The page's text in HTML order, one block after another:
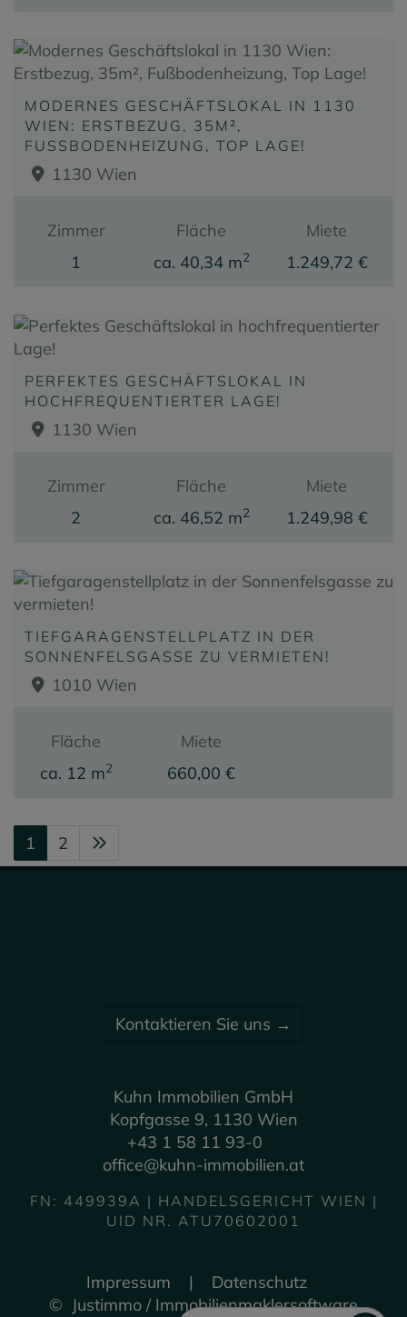
MODERNES GESCHÄFTSLOKAL IN 1130
WIEN: ERSTBEZUG, 35M²,
FUSSBODENHEIZUNG, TOP LAGE!
1130 Wien
Zimmer
1
Fläche
ca. 40,34 m2
Miete
1.249,72 €
PERFEKTES GESCHÄFTSLOKAL IN
HOCHFREQUENTIERTER LAGE!
1130 Wien
Zimmer
2
Fläche
ca. 46,52 m2
Miete
1.249,98 €
TIEFGARAGENSTELLPLATZ IN DER
SONNENFELSGASSE ZU VERMIETEN!
1010 Wien
Fläche
ca. 12 m2
Miete
660,00 €
1 2
Kontaktieren Sie uns →
Kuhn Immobilien GmbH
Kopfgasse 9, 1130 Wien
+43 1 58 11 93-0
office@kuhn-immobilien.at
FN: 449939A | HANDELSGERICHT WIEN |
UID NR. ATU70602001
Impressum |
Datenschutz
©
Justimmo / Immobilienmaklersoftware